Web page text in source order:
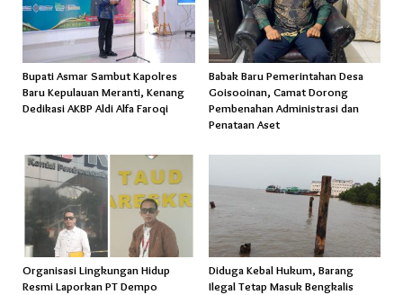
Bupati Asmar Sambut Kapolres
Baru Kepulauan Meranti, Kenang
Dedikasi AKBP Aldi Alfa Faroqi
Babak Baru Pemerintahan Desa
Goisooinan, Camat Dorong
Pembenahan Administrasi dan
Penataan Aset
Organisasi Lingkungan Hidup
Resmi Laporkan PT Dempo
Diduga Kebal Hukum, Barang
Ilegal Tetap Masuk Bengkalis